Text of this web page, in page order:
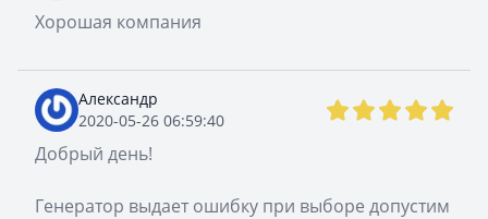
Хорошая компания
Александр
2020-05-26 06:59:40
Добрый день!
Генератор выдает ошибку при выборе допустим